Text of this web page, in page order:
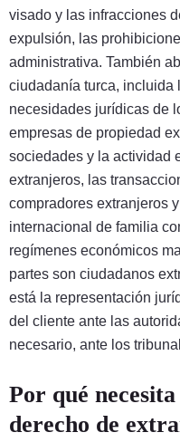
visado y las infracciones
expulsión, las
administrativa. También
ciudadanía turca, incluida
necesidades jurídicas de
empresas de propiedad
sociedades y la actividad
extranjeros, las
compradores extranjeros
internacional de familia
regímenes económicos
partes son ciudadanos
está la representación
del cliente ante las
necesario, ante los
Por qué
derecho de